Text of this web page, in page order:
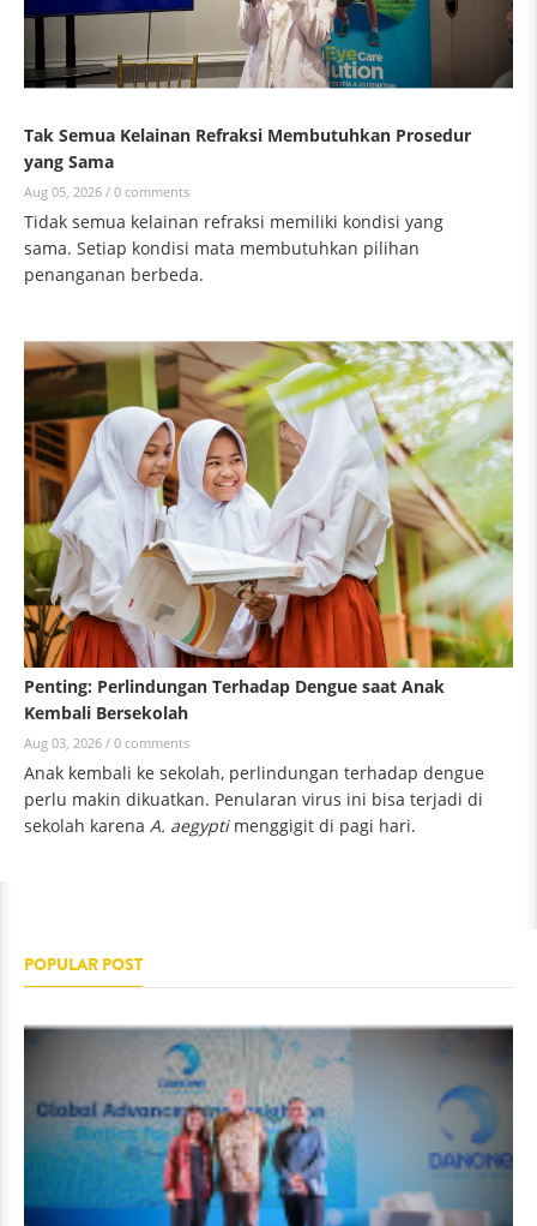
Tak Semua Kelainan Refraksi Membutuhkan Prosedur
yang Sama
Aug 05, 2026 / 0 comments
Tidak semua kelainan refraksi memiliki kondisi yang
sama. Setiap kondisi mata membutuhkan pilihan
penanganan berbeda.
Penting: Perlindungan Terhadap Dengue saat Anak
Kembali Bersekolah
Aug 03, 2026 / 0 comments
Anak kembali ke sekolah, perlindungan terhadap dengue
perlu makin dikuatkan. Penularan virus ini bisa terjadi di
sekolah karena A. aegyptimenggigit di pagi hari.
POPULAR POST